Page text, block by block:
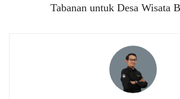
Tabanan untuk Desa Wisata